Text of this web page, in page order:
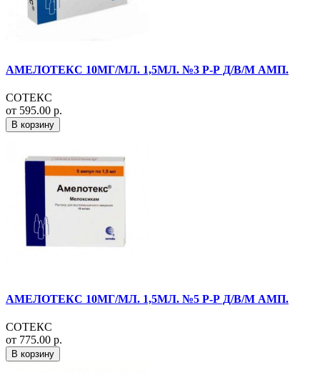
АМЕЛОТЕКС 10МГ/МЛ. 1,5МЛ. №3 Р-Р Д/В/М АМП.
СОТЕКС
от 595.00 р.
В корзину
АМЕЛОТЕКС 10МГ/МЛ. 1,5МЛ. №5 Р-Р Д/В/М АМП.
СОТЕКС
от 775.00 р.
В корзину